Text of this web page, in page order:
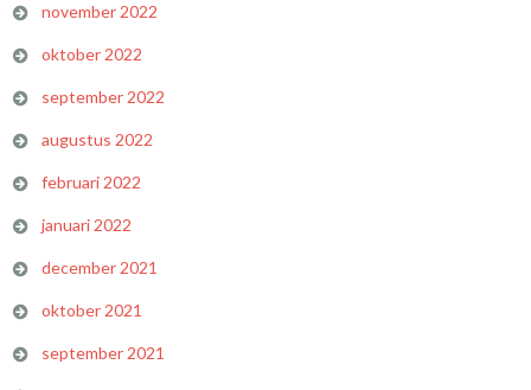
november 2022
oktober 2022
september 2022
augustus 2022
februari 2022
januari 2022
december 2021
oktober 2021
september 2021